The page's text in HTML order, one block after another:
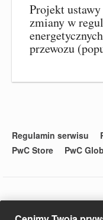
Projekt
zmiany w
przewozu
Regulamin serwisu
PwC Store
PwC
© 2020 PwC.